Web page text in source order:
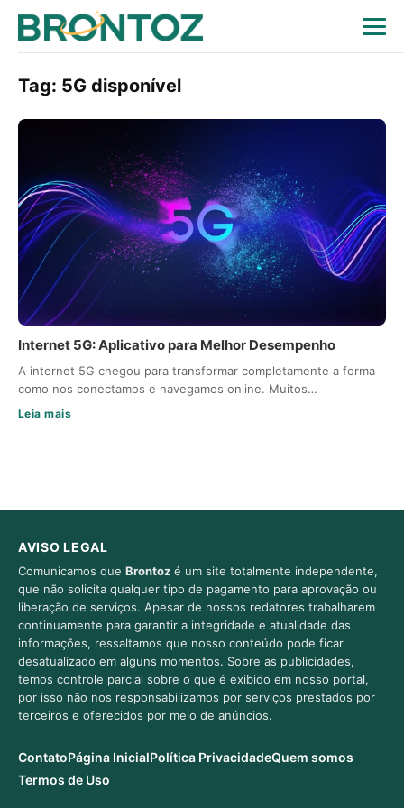
Tag: 5G disponível
Internet 5G: Aplicativo para Melhor Desempenho
A internet 5G chegou para transformar completamente a forma
como nos conectamos e navegamos online. Muitos…
Leia mais
AVISO LEGAL
Comunicamos que Brontoz é um site totalmente independente,
que não solicita qualquer tipo de pagamento para aprovação ou
liberação de serviços. Apesar de nossos redatores trabalharem
continuamente para garantir a integridade e atualidade das
informações, ressaltamos que nosso conteúdo pode ficar
desatualizado em alguns momentos. Sobre as publicidades,
temos controle parcial sobre o que é exibido em nosso portal,
por isso não nos responsabilizamos por serviços prestados por
terceiros e oferecidos por meio de anúncios.
ContatoPágina InicialPolítica PrivacidadeQuem somos
Termos de Uso